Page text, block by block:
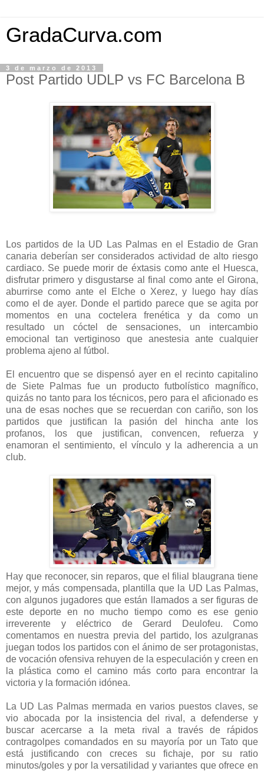
GradaCurva.com
3 de marzo de 2013
Post Partido UDLP vs FC Barcelona B
Los partidos de la UD Las Palmas en el Estadio de Gran
canaria deberían ser considerados actividad de alto riesgo
cardiaco. Se puede morir de éxtasis como ante el Huesca,
disfrutar primero y disgustarse al final como ante el Girona,
aburrirse como ante el Elche o Xerez, y luego hay días
como el de ayer. Donde el partido parece que se agita por
momentos en una coctelera frenética y da como un
resultado un cóctel de sensaciones, un intercambio
emocional tan vertiginoso que anestesia ante cualquier
problema ajeno al fútbol.
El encuentro que se dispensó ayer en el recinto capitalino
de Siete Palmas fue un producto futbolístico magnífico,
quizás no tanto para los técnicos, pero para el aficionado es
una de esas noches que se recuerdan con cariño, son los
partidos que justifican la pasión del hincha ante los
profanos, los que justifican, convencen, refuerza y
enamoran el sentimiento, el vínculo y la adherencia a un
club.
Hay que reconocer, sin reparos, que el filial blaugrana tiene
mejor, y más compensada, plantilla que la UD Las Palmas,
con algunos jugadores que están llamados a ser figuras de
este deporte en no mucho tiempo como es ese genio
irreverente y eléctrico de Gerard Deulofeu. Como
comentamos en nuestra previa del partido, los azulgranas
juegan todos los partidos con el ánimo de ser protagonistas,
de vocación ofensiva rehuyen de la especulación y creen en
la plástica como el camino más corto para encontrar la
victoria y la formación idónea.
La UD Las Palmas mermada en varios puestos claves, se
vio abocada por la insistencia del rival, a defenderse y
buscar acercarse a la meta rival a través de rápidos
contragolpes comandados en su mayoría por un Tato que
está justificando con creces su fichaje, por su ratio
minutos/goles y por la versatilidad y variantes que ofrece en